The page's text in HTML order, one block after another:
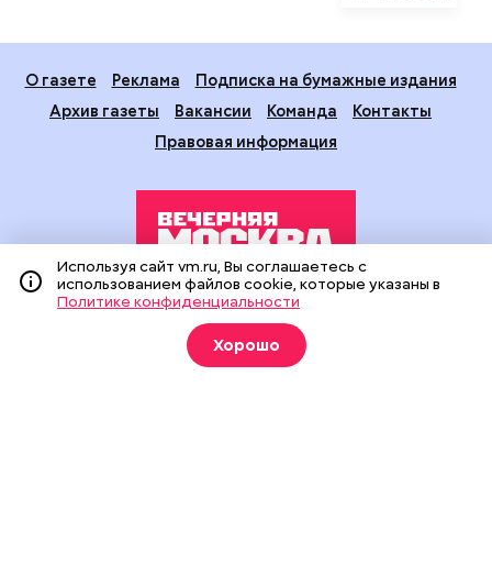
О газете Реклама
Подписка на бумажные издания
Архив газеты
Вакансии Команда
Контакты
Правовая информация
Издание создано при финансовой поддержке Департамента
средств массовой информации и рекламы города Москвы.
На сайте применяются рекомендательные технологии
(информационные технологии предоставления информации
Используя сайт vm.ru, Вы соглашаетесь с
использованием файлов cookie, которые указаны в
Политике конфиденциальности
Хорошо